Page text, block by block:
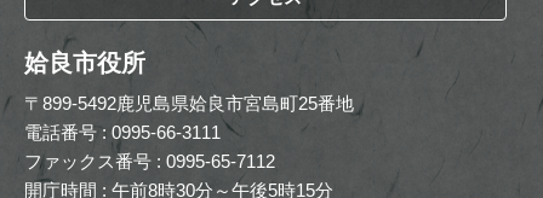
姶良市役所
〒899-5492鹿児島県姶良市宮島町25番地
電話番号 : 0995-66-3111
ファックス番号 : 0995-65-7112
開庁時間 : 午前8時30分～午後5時15分